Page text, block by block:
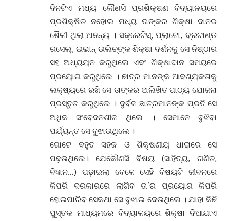
ଦିନଟିଏ ମଧ୍ୟ କୌଣସି ପ୍ରଶିକ୍ଷଣ ବିଦ୍ୟାଳୟରେ
ପ୍ରଶିକ୍ଷିତ ନହୋଇ ମଧ୍ୟ ତାଙ୍କର ଶିକ୍ଷା ଦାନର
ଶୈଳୀ ଥିଲା ଅନନ୍ୟ । ସକ୍ରେଟିସ୍‌, ପ୍ଲାଟୋ, ବ୍ରଟାଣ୍ଡ
ରସେଲ୍‌, ଇଭାନ୍ ଉଲିଚ୍‌ଙ୍କ ଶିକ୍ଷା ଦର୍ଶନକୁ ସେ ନିଷ୍ଠାର
ସହ ଅଧ୍ୟୟନ କରୁଥିଲେ ଏବଂ ଶିକ୍ଷାଦାନ ସମୟରେ
ପ୍ରୟୋଗ କରୁଥିଲେ । ଛାତ୍ର ମାନଙ୍କ ଆବଶ୍ୟକତାକୁ
ଲକ୍ଷ୍ୟରେ ରଖି ସେ ତାଙ୍କର ଅଲିଖିତ ପାଠ୍ୟ ଯୋଜନା
ପ୍ରସ୍ତୁତ କରୁଥିଲେ । ଦୁର୍ବଳ ଛାତ୍ରମାନଙ୍କ ପ୍ରତି ସେ
ଅଧିକ ସଂବେଦନଶୀଳ ଥିଲେ । ସେମାନେ ବୁଝିବା
ପର୍ଯ୍ୟନ୍ତ ସେ ବୁଝାଉଥିଲେ ।
ଗୋଟେ ବହୁତ ସହଜ ଓ ଶିକ୍ଷଣୀୟ ଧାରାରେ ସେ
ପଢ଼ଉଥିଲେ। ଯେକୌଣସି ବିଷୟ (ସାହିତ୍ୟ, ଗଣିତ,
ବିଜ୍ଞାନ…) ପଢ଼ାଇଲା ବେଳେ ସେହି ବିଷୟଟି ଜୀବନରେ
କିପରି ଦରକାରରେ ଲାଗିବ ତା’ର ପ୍ରୟୋଗ କିପରି
ହୋଇପାରିବ ସେକଥା ସେ ବୁଝାଇ ଦେଉଥିଲେ । ଯାହା କିଛି
ପୁସ୍ତକ ମାଧ୍ୟମରେ ବିଦ୍ୟାଳୟରେ ଶିକ୍ଷା ଦିଆଯାଏ